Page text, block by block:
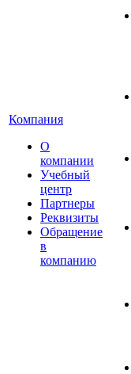
Компания
О
компании
Учебный
центр
Партнеры
Реквизиты
Обращение
в
компанию